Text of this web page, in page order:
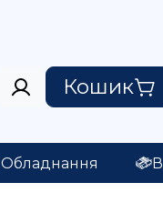
Кошик
Обладнання